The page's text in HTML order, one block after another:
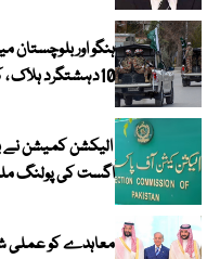
ہنگو اور بلوچستان
10دہشتگرد ہلاک ، کیپٹن شہید
اگست کی پولنگ
معاہدے کو عملی